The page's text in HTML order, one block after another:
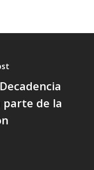
parte de la